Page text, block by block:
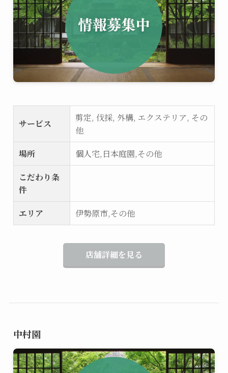
サービス
剪定, 伐採, 外構, エクステリア, その
他
場所
個人宅,日本庭園,その他
こだわり条
件
エリア
伊勢原市,その他
店舗詳細を見る
中村園